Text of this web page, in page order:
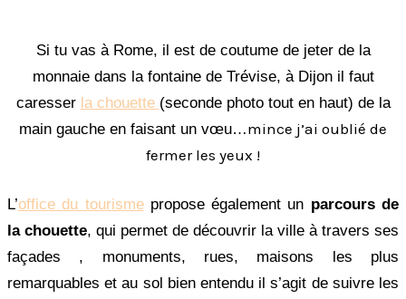
Si tu vas à Rome, il est de coutume de jeter de la
monnaie dans la fontaine de Trévise, à Dijon il faut
caresser la chouette (seconde photo tout en haut) de la
main gauche en faisant un vœu…mince j’ai oublié de
fermer les yeux !
L’office du tourismepropose également un parcours de
la chouette, qui permet de découvrir la ville à travers ses
façades , monuments, rues, maisons les plus
remarquables et au sol bien entendu il s’agit de suivre les